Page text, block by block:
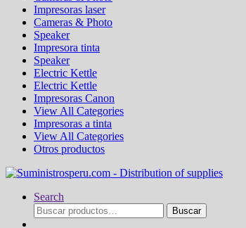
Impresoras laser
Cameras & Photo
Speaker
Impresora tinta
Speaker
Electric Kettle
Electric Kettle
Impresoras Canon
View All Categories
Impresoras a tinta
View All Categories
Otros productos
Search
Buscar
por:
Buscar